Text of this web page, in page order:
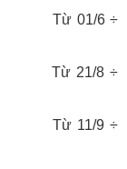
01/6 ÷
21/8 ÷
11/9 ÷